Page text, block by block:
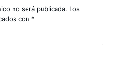
no será publicada. Los
con *